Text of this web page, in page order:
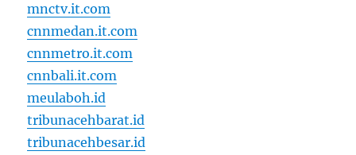
mnctv.it.com
cnnmedan.it.com
cnnmetro.it.com
cnnbali.it.com
meulaboh.id
tribunacehbarat.id
tribunacehbesar.id